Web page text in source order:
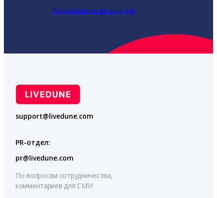
Попробовать бесплатно
support@livedune.com
PR-отдел:
pr@livedune.com
По вопросам сотрудничества,
комментариев для СМИ